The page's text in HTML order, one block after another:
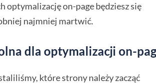
optymalizację on-page będziesz się
najmniej martwić.
dla optymalizacji on-
które strony należy zacząć